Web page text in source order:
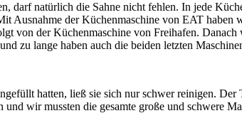
darf natürlich die Sahne nicht fehlen. In jede
Ausnahme der Küchenmaschine von EAT
von der Küchenmaschine von Freihafen.
zu lange haben auch die beiden letzten
hatten, ließ sie sich nur schwer reinigen.
wir mussten die gesamte große und schwere